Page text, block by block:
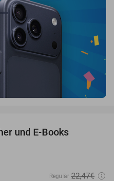
und E-Books
Regulär 22,47€